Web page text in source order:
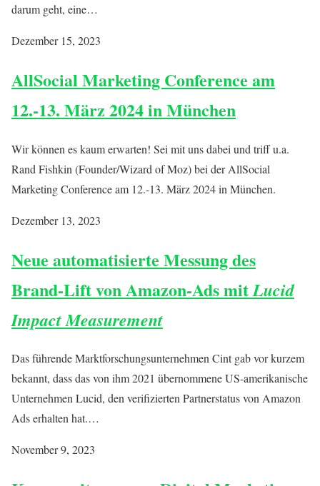
darum geht, eine…
Dezember 15, 2023
AllSocial Marketing Conference am
12.-13. März 2024 in München
Wir können es kaum erwarten! Sei mit uns dabei und triff u.a.
Rand Fishkin (Founder/Wizard of Moz) bei der AllSocial
Marketing Conference am 12.-13. März 2024 in München.
Dezember 13, 2023
Neue automatisierte Messung des
Brand-Lift von Amazon-Ads mitLucid
Impact Measurement
Das führende Marktforschungsunternehmen Cint gab vor kurzem
bekannt, dass das von ihm 2021 übernommene US-amerikanische
Unternehmen Lucid, den verifizierten Partnerstatus von Amazon
Ads erhalten hat.…
November 9, 2023